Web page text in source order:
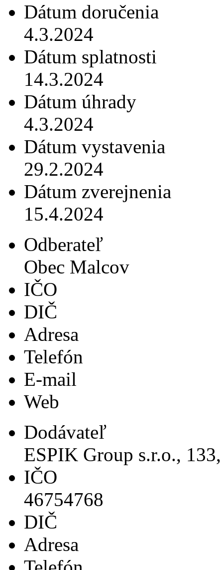
Dátum doručenia
4.3.2024
Dátum splatnosti
14.3.2024
Dátum úhrady
4.3.2024
Dátum vystavenia
29.2.2024
Dátum zverejnenia
15.4.2024
Odberateľ
Obec Malcov
IČO
DIČ
Adresa
Telefón
E-mail
Web
Dodávateľ
ESPIK Group s.r.o.,
IČO
46754768
DIČ
Adresa